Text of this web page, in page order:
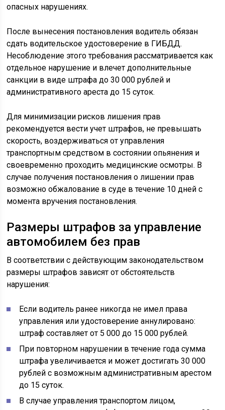
опасных нарушениях.
После вынесения постановления водитель обязан
сдать водительское удостоверение в ГИБДД.
Несоблюдение этого требования рассматривается как
отдельное нарушение и влечет дополнительные
санкции в виде штрафа до 30 000 рублей и
административного ареста до 15 суток.
Для минимизации рисков лишения прав
рекомендуется вести учет штрафов, не превышать
скорость, воздерживаться от управления
транспортным средством в состоянии опьянения и
своевременно проходить медицинские осмотры. В
случае получения постановления о лишении прав
возможно обжалование в суде в течение 10 дней с
момента вручения постановления.
Размеры штрафов за управление
автомобилем без прав
В соответствии с действующим законодательством
размеры штрафов зависят от обстоятельств
нарушения:
Если водитель ранее никогда не имел права
управления или удостоверение аннулировано:
штраф составляет от 5 000 до 15 000 рублей.
При повторном нарушении в течение года сумма
штрафа увеличивается и может достигать 30 000
рублей с возможным административным арестом
до 15 суток.
В случае управления транспортом лицом,